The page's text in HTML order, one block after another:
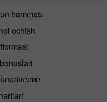
hammasi
ochish